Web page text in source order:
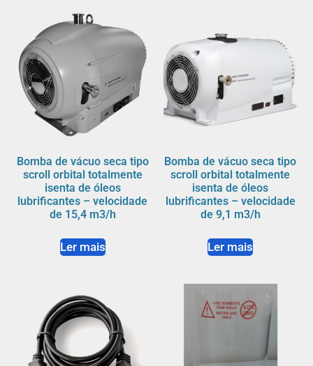
Bomba de vácuo seca tipo
scroll orbital totalmente
isenta de óleos
lubrificantes – velocidade
de 15,4 m3/h
Ler mais
Bomba de vácuo seca tipo
scroll orbital totalmente
isenta de óleos
lubrificantes – velocidade
de 9,1 m3/h
Ler mais